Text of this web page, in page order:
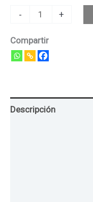
- +
Compartir
Descripción